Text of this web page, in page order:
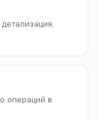
операций в